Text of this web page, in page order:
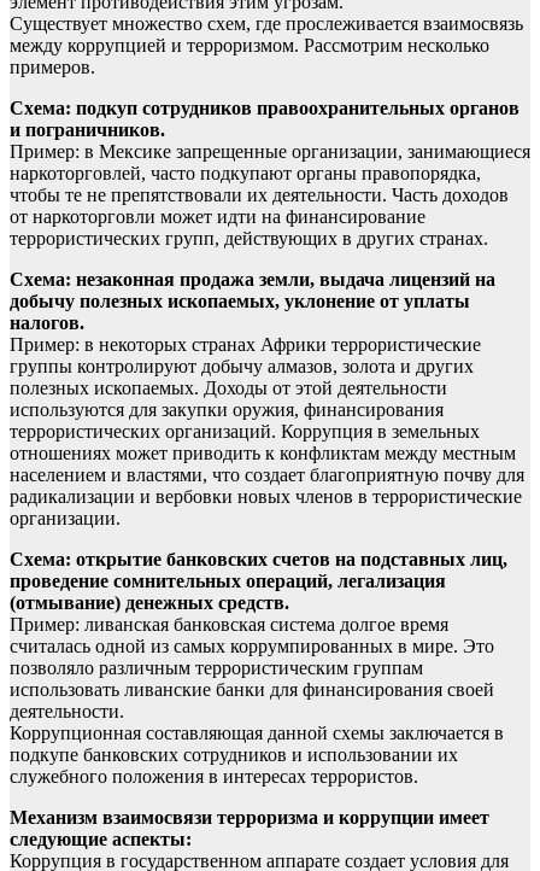
Существует множество схем, где прослеживается взаимосвязь
между коррупцией и терроризмом. Рассмотрим несколько
примеров.
Схема: подкуп сотрудников правоохранительных органов
и пограничников.
Пример: в Мексике запрещенные организации, занимающиеся
наркоторговлей, часто подкупают органы правопорядка,
чтобы те не препятствовали их деятельности. Часть доходов
от наркоторговли может идти на финансирование
террористических групп, действующих в других странах.
Схема: незаконная продажа земли, выдача лицензий на
добычу полезных ископаемых, уклонение от уплаты
налогов.
Пример: в некоторых странах Африки террористические
группы контролируют добычу алмазов, золота и других
полезных ископаемых. Доходы от этой деятельности
используются для закупки оружия, финансирования
террористических организаций. Коррупция в земельных
отношениях может приводить к конфликтам между местным
населением и властями, что создает благоприятную почву для
радикализации и вербовки новых членов в террористические
организации.
Схема: открытие банковских счетов на подставных лиц,
проведение сомнительных операций, легализация
(отмывание) денежных средств.
Пример: ливанская банковская система долгое время
считалась одной из самых коррумпированных в мире. Это
позволяло различным террористическим группам
использовать ливанские банки для финансирования своей
деятельности.
Коррупционная составляющая данной схемы заключается в
подкупе банковских сотрудников и использовании их
служебного положения в интересах террористов.
Механизм взаимосвязи терроризма и коррупции имеет
следующие аспекты:
Коррупция в государственном аппарате создает условия для